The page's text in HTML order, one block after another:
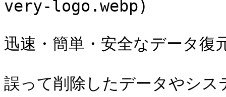
very-logo.webp)
迅速・簡単・安全なデータ復
誤って削除したデータやシス